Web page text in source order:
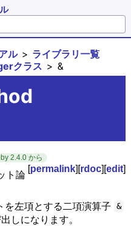
ル
ライブラリ一覧
クラス &
2.4.0 から
[permalink][rdoc][edit]
ト論
を左項とする二項演算子 &
しになります。